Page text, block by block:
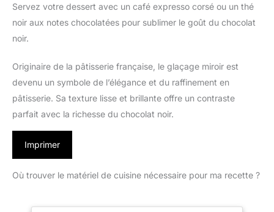
Servez votre dessert avec un café expresso corsé ou un thé
noir aux notes chocolatées pour sublimer le goût du chocolat
noir.
Originaire de la pâtisserie française, le glaçage miroir est
devenu un symbole de l’élégance et du raffinement en
pâtisserie. Sa texture lisse et brillante offre un contraste
parfait avec la richesse du chocolat noir.
Imprimer
Où trouver le matériel de cuisine nécessaire pour ma recette ?